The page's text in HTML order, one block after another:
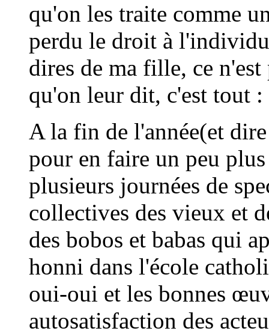
qu'on les traite comme
perdu le droit à
dires de ma fille, ce
qu'on leur dit, c'est tout :
A la fin de l'année(et
pour en faire un peu
plusieurs journées de
collectives des vieux et
des bobos et babas qui
honni dans l'école
oui-oui et les bonnes
autosatisfaction des